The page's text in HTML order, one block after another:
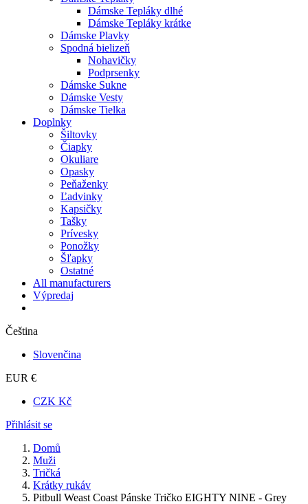
Dámske Tepláky dlhé
Dámske Tepláky krátke
Dámske Plavky
Spodná bielizeň
Nohavičky
Podprsenky
Dámske Sukne
Dámske Vesty
Dámske Tielka
Doplnky
Šiltovky
Čiapky
Okuliare
Opasky
Peňaženky
Ľadvinky
Kapsičky
Tašky
Prívesky
Ponožky
Šľapky
Ostatné
All manufacturers
Výpredaj
Čeština
Slovenčina
EUR €
CZK Kč
Přihlásit se
Domů
Muži
Tričká
Krátky rukáv
Pitbull Weast Coast Pánske Tričko EIGHTY NINE - Grey